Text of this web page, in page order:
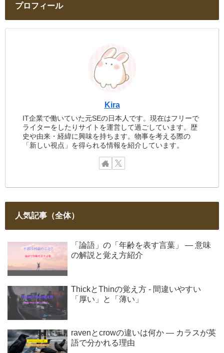
プロフィール
Kira
IT企業で働いていた元SEの日本人です。現在はフリーで
ライターをしたりサイトを運営して過ごしています。歴
史や由来・経緯に興味を持ちます。物事を考える際の
「新しい視点」を得られる情報を紹介しています。
人気記事（全体）
「論語」の「年齢を表す言葉」 ― 意味
の解説と覚え方紹介
ThickとThinの覚え方 - 間違いやすい
「厚い」と「薄い」
ravenとcrowの違いは何か ― カラスが英
語で分かれる理由